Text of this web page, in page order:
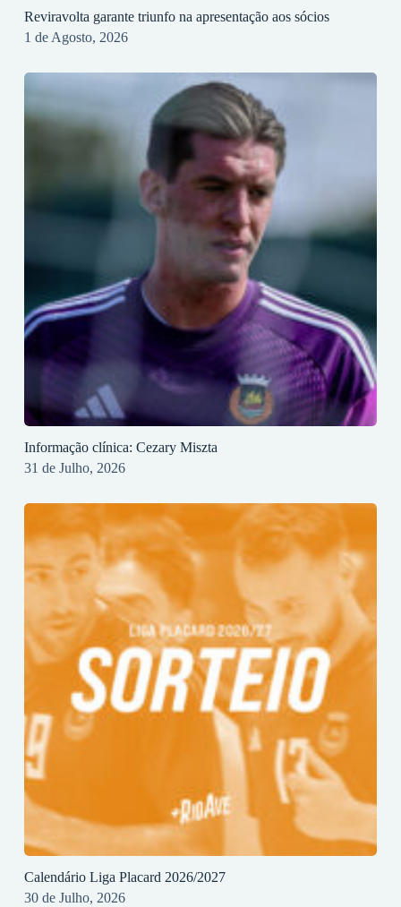
Reviravolta garante triunfo na apresentação aos sócios
1 de Agosto, 2026
Informação clínica: Cezary Miszta
31 de Julho, 2026
Calendário Liga Placard 2026/2027
30 de Julho, 2026